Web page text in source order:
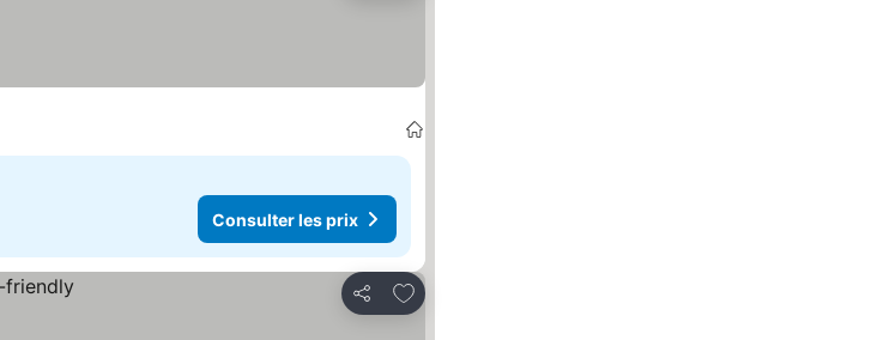
Consulter les prix
Partager
Ajouter à mes favoris